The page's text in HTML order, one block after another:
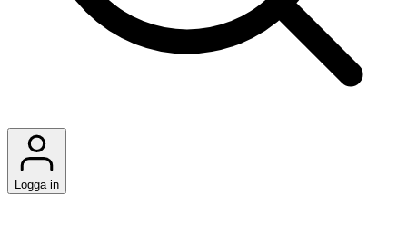
Logga in